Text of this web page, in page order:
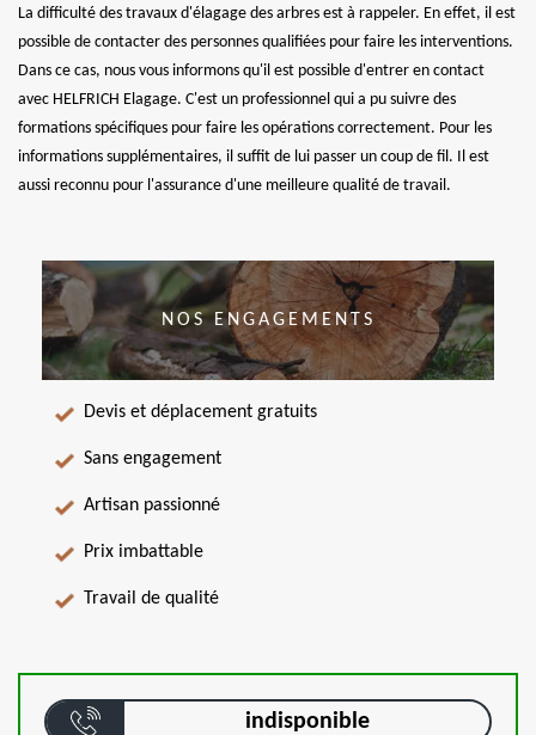
La difficulté des travaux d'élagage des arbres est à rappeler. En effet, il est
possible de contacter des personnes qualifiées pour faire les interventions.
Dans ce cas, nous vous informons qu'il est possible d'entrer en contact
avec HELFRICH Elagage. C'est un professionnel qui a pu suivre des
formations spécifiques pour faire les opérations correctement. Pour les
informations supplémentaires, il suffit de lui passer un coup de fil. Il est
aussi reconnu pour l'assurance d'une meilleure qualité de travail.
NOS ENGAGEMENTS
Devis et déplacement gratuits
Sans engagement
Artisan passionné
Prix imbattable
Travail de qualité
indisponible